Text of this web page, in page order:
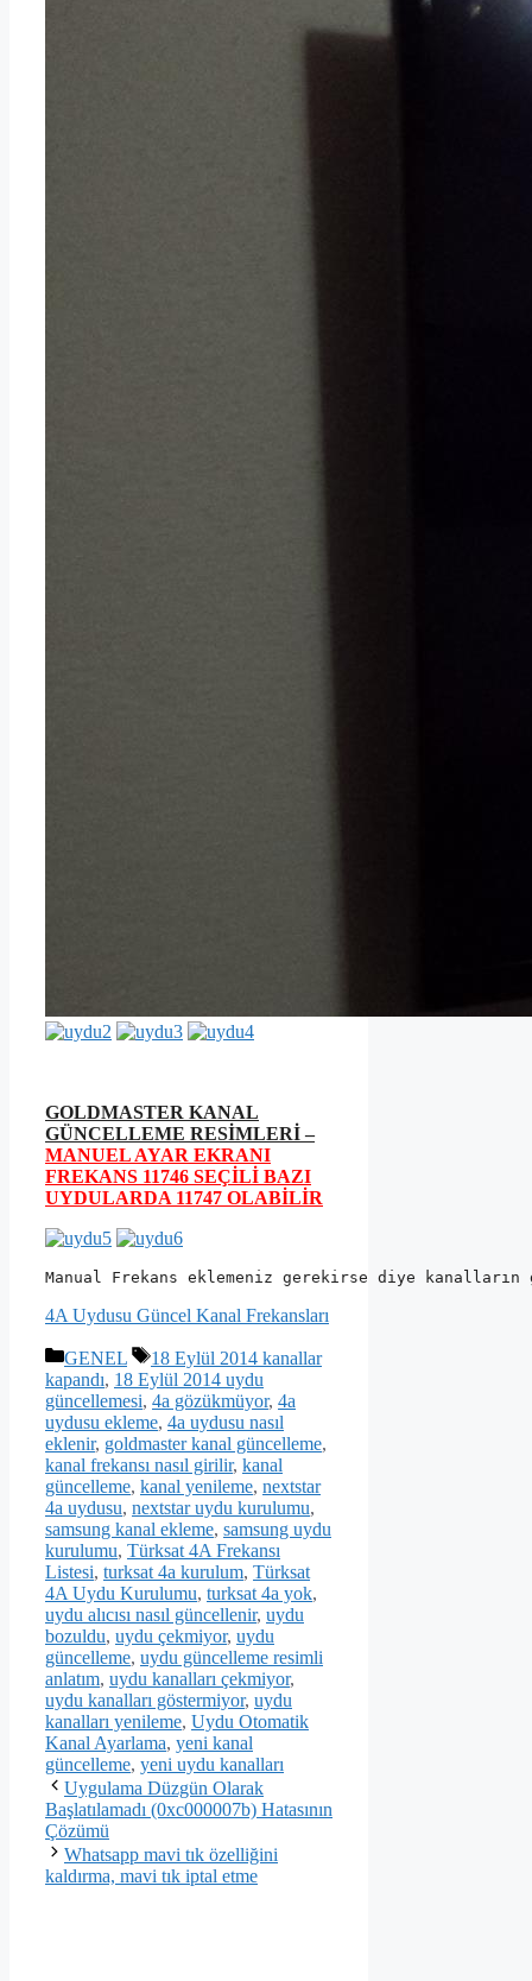
GOLDMASTER KANAL
GÜNCELLEME RESİMLERİ –
MANUEL AYAR EKRANI
FREKANS 11746 SEÇİLİ BAZI
UYDULARDA 11747 OLABİLİR
Manual Frekans eklemeniz gerekirse diye
4A Uydusu Güncel Kanal Frekansları
Kategoriler
GENEL Etiketler
18 Eylül 2014 kanallar
kapandı, 18 Eylül 2014 uydu
güncellemesi, 4a gözükmüyor, 4a
uydusu ekleme, 4a uydusu nasıl
eklenir, goldmaster kanal güncelleme,
kanal frekansı nasıl girilir, kanal
güncelleme, kanal yenileme, nextstar
4a uydusu, nextstar uydu kurulumu,
samsung kanal ekleme, samsung uydu
kurulumu, Türksat 4A Frekansı
Listesi, turksat 4a kurulum, Türksat
4A Uydu Kurulumu, turksat 4a yok,
uydu alıcısı nasıl güncellenir, uydu
bozuldu, uydu çekmiyor, uydu
güncelleme, uydu güncelleme resimli
anlatım, uydu kanalları çekmiyor,
uydu kanalları göstermiyor, uydu
kanalları yenileme, Uydu Otomatik
Kanal Ayarlama, yeni kanal
güncelleme, yeni uydu kanalları
Uygulama Düzgün Olarak
Başlatılamadı (0xc000007b) Hatasının
Çözümü
Whatsapp mavi tık özelliğini
kaldırma, mavi tık iptal etme